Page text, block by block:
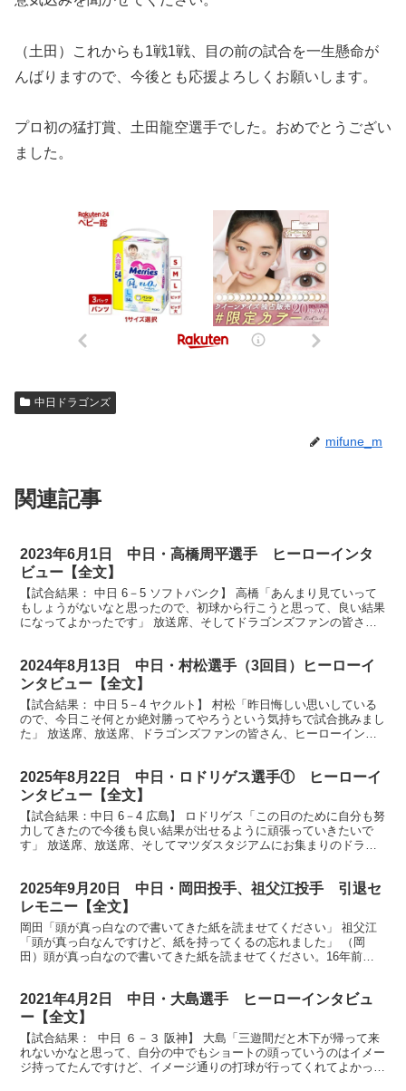
（土田）これからも1戦1戦、目の前の試合を一生懸命が
んばりますので、今後とも応援よろしくお願いします。
プロ初の猛打賞、土田龍空選手でした。おめでとうござい
ました。
中日ドラゴンズ
mifune_m
関連記事
2023年6月1日 中日・高橋周平選手 ヒーローインタ
ビュー【全文】
【試合結果： 中日 6－5 ソフトバンク】 高橋「あんまり見ていって
もしょうがないなと思ったので、初球から行こうと思って、良い結果
になってよかったです」 放送席、そしてドラゴンズファンの皆さ
2024年8月13日 中日・村松選手（3回目）ヒーローイ
ンタビュー【全文】
【試合結果： 中日 5－4 ヤクルト】 村松「昨日悔しい思いしている
ので、今日こそ何とか絶対勝ってやろうという気持ちで試合挑みまし
た」 放送席、放送席、ドラゴンズファンの皆さん、ヒーローインタ
2025年8月22日 中日・ロドリゲス選手① ヒーローイ
ンタビュー【全文】
【試合結果：中日 6－4 広島】 ロドリゲス「この日のために自分も努
力してきたので今後も良い結果が出せるように頑張っていきたいで
す」 放送席、放送席、そしてマツダスタジアムにお集まりのドラゴ
2025年9月20日 中日・岡田投手、祖父江投手 引退セ
レモニー【全文】
岡田「頭が真っ白なので書いてきた紙を読ませてください」 祖父江
「頭が真っ白なんですけど、紙を持ってくるの忘れました」 （岡
田）頭が真っ白なので書いてきた紙を読ませてください。16年前ド
2021年4月2日 中日・大島選手 ヒーローインタビュ
ー【全文】
【試合結果： 中日 ６－３ 阪神】 大島「三遊間だと木下が帰って来
れないかなと思って、自分の中でもショートの頭っていうのはイメー
ジ持ってたんですけど、イメージ通りの打球が行ってくれてよかっ